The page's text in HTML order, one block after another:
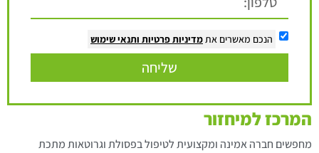
הנכם מאשרים אתמדיניות פרטיות ותנאי שימוש
שליחה
המרכז למיחזור
מחפשים חברה אמינה ומקצועית לטיפול בפסולת וגרוטאות מתכת